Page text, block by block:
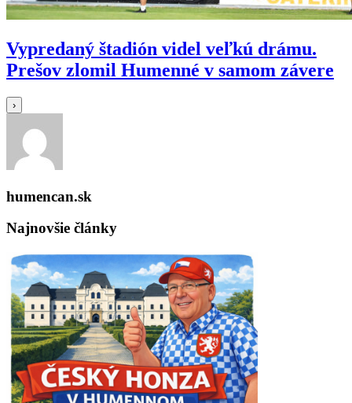
Vypredaný štadión videl veľkú drámu.
Prešov zlomil Humenné v samom závere
›
humencan.sk
Najnovšie články